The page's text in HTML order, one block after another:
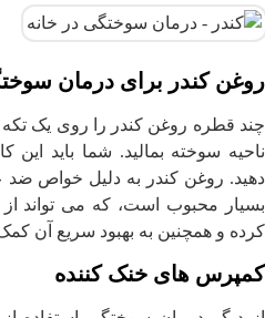
روغن کندر برای درمان
چند قطره روغن کندر را روی یک تکه
ناحیه سوخته بمالید. شما باید این
دهید. روغن کندر به دلیل خواص ضد
بسیار محبوب است، که می تواند
کرده و همچنین به بهبود سریع آن
کمپرس های خنک کننده